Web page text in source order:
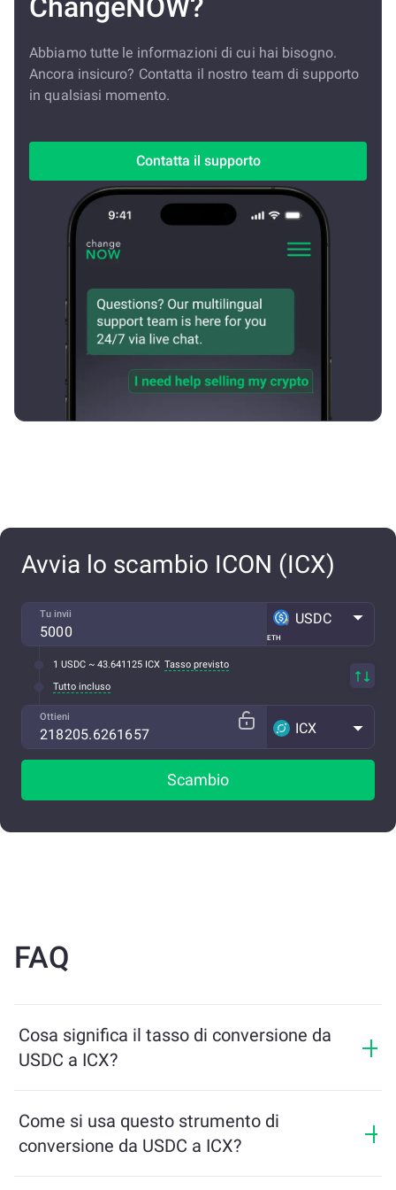
ChangeNOW?
Abbiamo tutte le informazioni di cui hai bisogno.
Ancora insicuro? Contatta il nostro team di supporto
in qualsiasi momento.
Contatta il supporto
Avvia lo scambio ICON (ICX)
Tu invii
ETH
USDC
1 USDC ~ 43.641125 ICX Tasso previsto
Tutto incluso
Ottieni
ICX
Scambio
FAQ
Cosa significa il tasso di conversione da
USDC a ICX?
cambio di USDC. Questo tasso varia in base alle
condizioni di mercato, all’offerta e alla domanda, e alla
Come si usa questo strumento di
conversione da USDC a ICX?